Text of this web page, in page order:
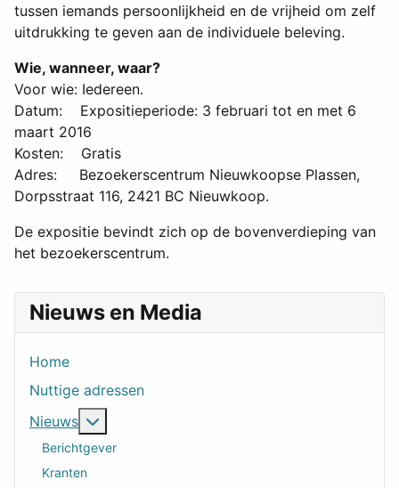
Nieuws en Media
Home
Nuttige adressen
Nieuws
Berichtgever
Kranten
tussen iemands persoonlijkheid en de vrijheid om zelf
uitdrukking te geven aan de individuele beleving.
Wie, wanneer, waar?
Voor wie: Iedereen.
Datum: Expositieperiode: 3 februari tot en met 6
maart 2016
Kosten: Gratis
Adres: Bezoekerscentrum Nieuwkoopse Plassen,
Dorpsstraat 116, 2421 BC Nieuwkoop.
De expositie bevindt zich op de bovenverdieping van
het bezoekerscentrum.